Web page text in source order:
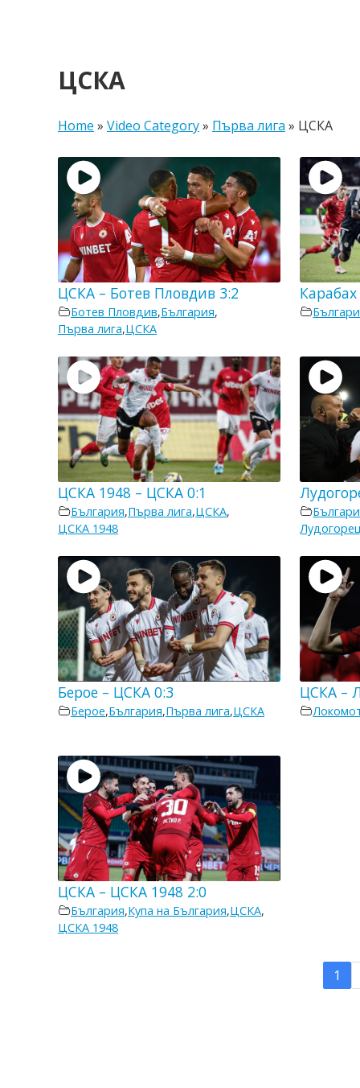
ЦСКА
Home » Video Category» Първа лига » ЦСКА
ЦСКА – Ботев Пловдив 3:2
Ботев Пловдив,България,
Първа лига,ЦСКА
ЦСКА 1948 – ЦСКА 0:1
България,Първа лига,ЦСКА,
ЦСКА 1948
Берое – ЦСКА 0:3
Берое,България,Първа лига,ЦСКА
ЦСКА –
ЦСКА – ЦСКА 1948 2:0
България,Купа на България,ЦСКА,
ЦСКА 1948
1